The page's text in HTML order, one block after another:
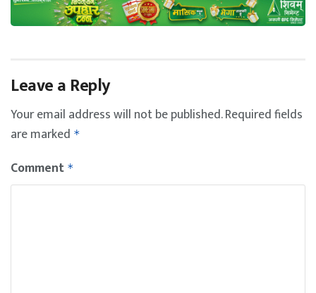
Leave a Reply
Your email address will not be published.Required fields
are marked *
Comment *